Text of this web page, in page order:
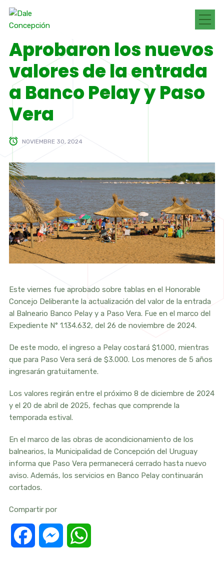
Aprobaron los nuevos
valores de la entrada
a Banco Pelay y Paso
Vera
NOVIEMBRE 30, 2024
Este viernes fue aprobado sobre tablas en el Honorable
Concejo Deliberante la actualización del valor de la entrada
al Balneario Banco Pelay y a Paso Vera. Fue en el marco del
Expediente N° 1.134.632, del 26 de noviembre de 2024.
De este modo, el ingreso a Pelay costará $1.000, mientras
que para Paso Vera será de $3.000. Los menores de 5 años
ingresarán gratuitamente.
Los valores regirán entre el próximo 8 de diciembre de 2024
y el 20 de abril de 2025, fechas que comprende la
temporada estival.
En el marco de las obras de acondicionamiento de los
balnearios, la Municipalidad de Concepción del Uruguay
informa que Paso Vera permanecerá cerrado hasta nuevo
aviso. Además, los servicios en Banco Pelay continuarán
cortados.
Compartir por
Facebook Messenger